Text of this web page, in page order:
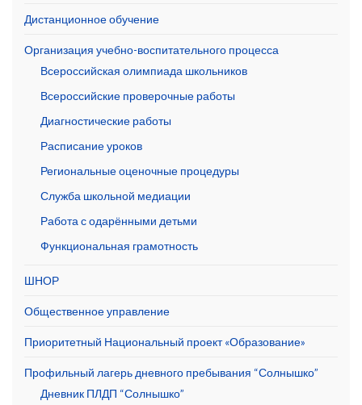
Дистанционное обучение
Организация учебно-воспитательного процесса
Всероссийская олимпиада школьников
Всероссийские проверочные работы
Диагностические работы
Расписание уроков
Региональные оценочные процедуры
Служба школьной медиации
Работа с одарёнными детьми
Функциональная грамотность
ШНОР
Общественное управление
Приоритетный Национальный проект «Образование»
Профильный лагерь дневного пребывания “Солнышко”
Дневник ПЛДП “Солнышко”